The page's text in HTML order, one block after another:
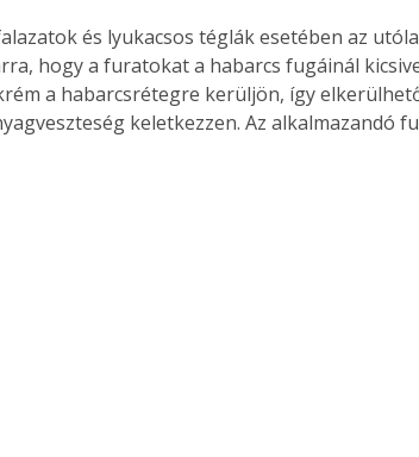
és lyukacsos téglák esetében az
hogy a furatokat a habarcs fugáinál
a habarcsrétegre kerüljön, így
keletkezzen. Az alkalmazandó